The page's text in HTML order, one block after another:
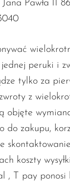
Pawła II
peruki i
tylko za
z
objęte
do zakupu,
koszty
, T pay ponosi